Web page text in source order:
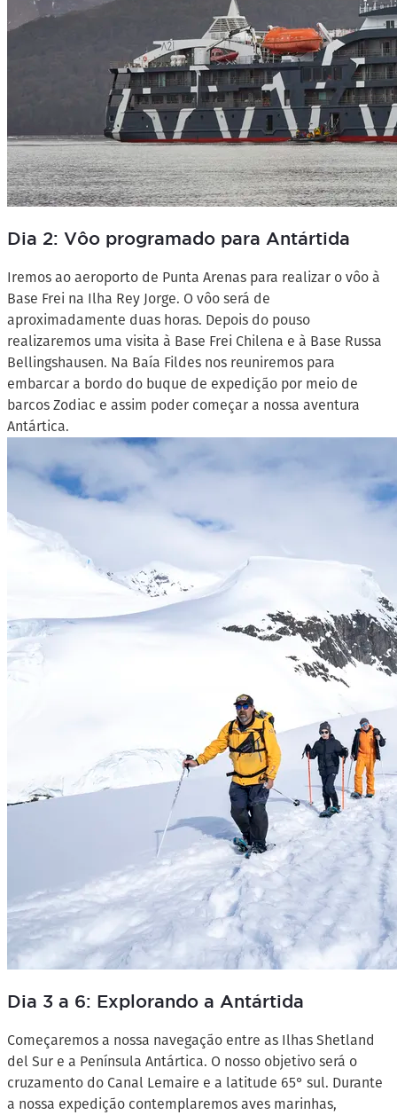
Dia 2: Vôo programado para Antártida
Iremos ao aeroporto de Punta Arenas para realizar o vôo à
Base Frei na Ilha Rey Jorge. O vôo será de
aproximadamente duas horas. Depois do pouso
realizaremos uma visita à Base Frei Chilena e à Base Russa
Bellingshausen. Na Baía Fildes nos reuniremos para
embarcar a bordo do buque de expedição por meio de
barcos Zodiac e assim poder começar a nossa aventura
Antártica.
Dia 3 a 6: Explorando a Antártida
Começaremos a nossa navegação entre as Ilhas Shetland
del Sur e a Península Antártica. O nosso objetivo será o
cruzamento do Canal Lemaire e a latitude 65° sul. Durante
a nossa expedição contemplaremos aves marinhas,